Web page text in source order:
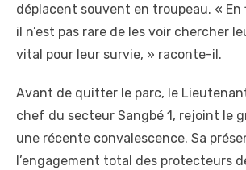
déplacent souvent en troupeau. « En
il n’est pas rare de les voir chercher
vital pour leur survie, » raconte-il.
Avant de quitter le parc, le
chef du secteur Sangbé 1, rejoint le
une récente convalescence. Sa
l’engagement total des protecteurs